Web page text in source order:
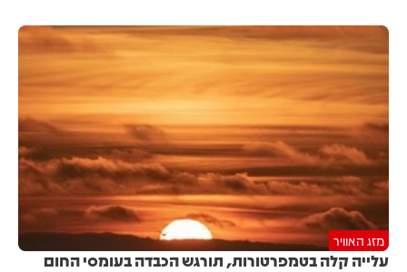
מזג האוויר
עלייה קלה בטמפרטורות, תורגש הכבדה בעומסי החום